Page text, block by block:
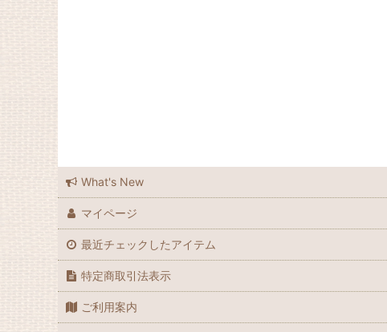
What's New
マイページ
最近チェックしたアイテム
特定商取引法表示
ご利用案内